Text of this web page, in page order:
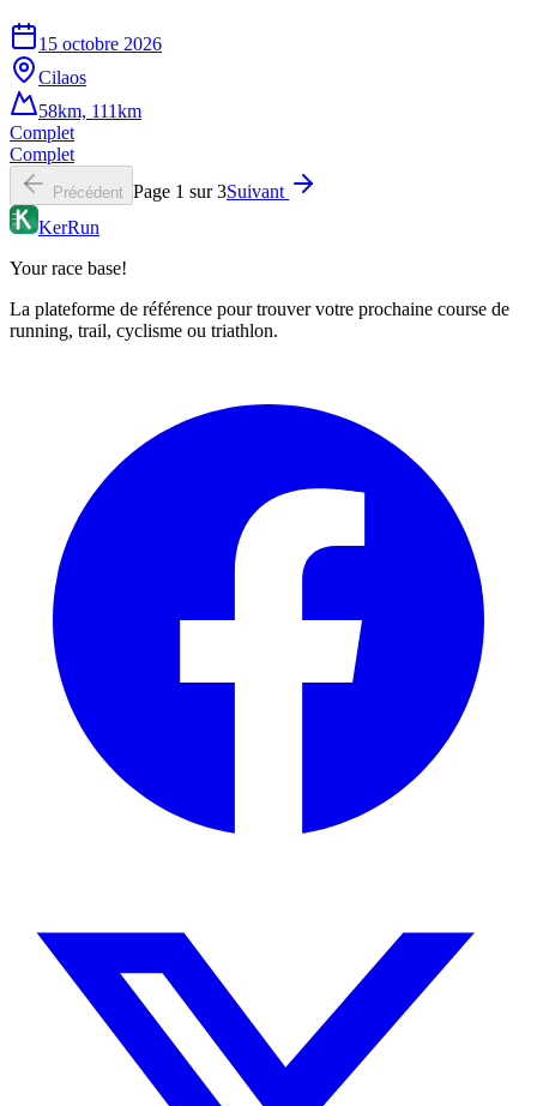
15 octobre 2026
Cilaos
58km, 111km
Complet
Complet
Précédent Page 1 sur3Suivant
KerRun
Your race base!
La plateforme de référence pour trouver votre prochaine course de
running, trail, cyclisme ou triathlon.